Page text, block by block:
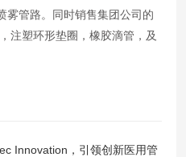
雾管路。同时销售集团公司的
注塑环形垫圈，橡胶滴管，及
Innovation，引领创新医用管